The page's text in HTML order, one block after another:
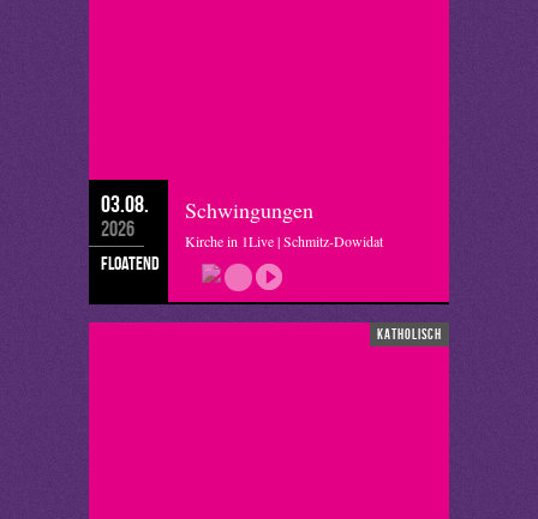
03.08.
2026
floatend
Schwingungen
Kirche in 1Live | Schmitz-Dowidat
katholisch